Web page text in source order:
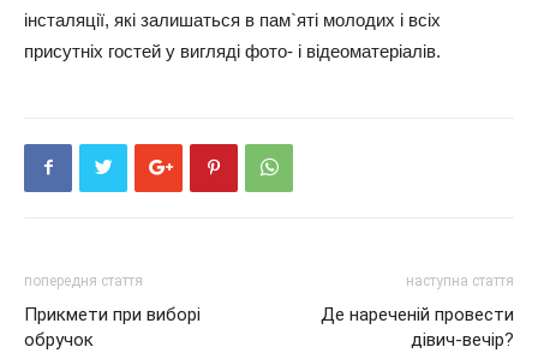
інсталяції, які залишаться в пам`яті молодих і всіх
присутніх гостей у вигляді фото- і відеоматеріалів.
попередня стаття
Прикмети при виборі
обручок
наступна стаття
Де нареченій провести
дівич-вечір?